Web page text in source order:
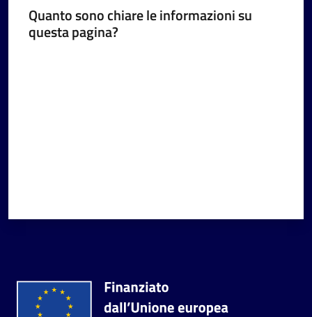
Quanto sono chiare le informazioni su
questa pagina?